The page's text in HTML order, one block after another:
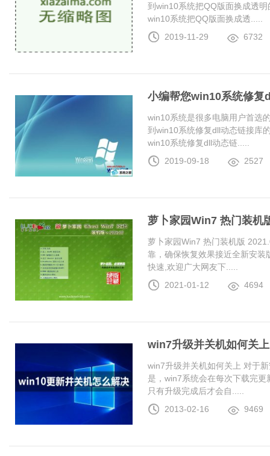
到win10系统把QQ版面换成透
win10系统把QQ版面换成透.....
2019-11-29
6732
小编帮您win10系统修复
win10系统是很多电脑用户首选
到win10系统修复dll动态链接库
win10系统修复dll动态链.....
2019-09-18
2527
萝卜家园Win7 热门装机
萝卜家园Win7 热门装机版
靠，确保恢复效果接近全新安
快速,欢迎广大网友下.....
2021-01-12
4694
win7升级并关机如何关上
win7升级并关机如何关上 对于
是，win7系统会在每次下载完
只有升级完成后才会自.....
2013-02-16
9469